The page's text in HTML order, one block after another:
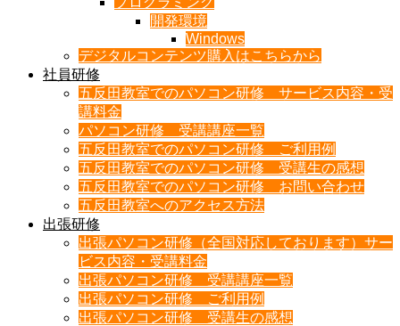
開発環境
Windows
デジタルコンテンツ購入はこちらから
社員研修
五反田教室でのパソコン研修 サービス内容・受
講料金
パソコン研修 受講講座一覧
五反田教室でのパソコン研修 ご利用例
五反田教室でのパソコン研修 受講生の感想
五反田教室でのパソコン研修 お問い合わせ
五反田教室へのアクセス方法
出張研修
出張パソコン研修（全国対応しております）サー
ビス内容・受講料金
出張パソコン研修 受講講座一覧
出張パソコン研修 ご利用例
出張パソコン研修 受講生の感想